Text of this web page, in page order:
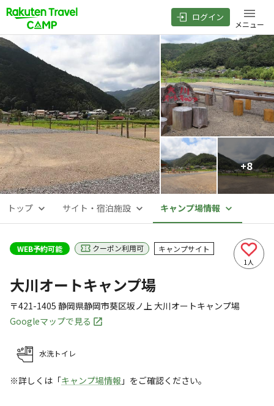
ログイン
メニュー
+8
トップ サイト・宿泊施設 キャンプ場情報
WEB予約可能 クーポン利用可 キャンプサイト
1人
大川オートキャンプ場
〒421-1405 静岡県静岡市葵区坂ノ上 大川オートキャンプ場
Googleマップで見る
水洗トイレ
※詳しくは「キャンプ場情報 」をご確認ください。